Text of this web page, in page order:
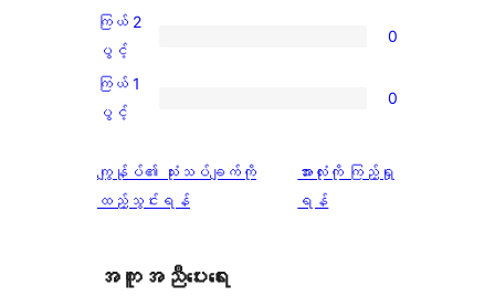
9
စောင်
အဆင့်
သုံးသပ်
0
စောင်
3
ပွင့်
အဆင့်
သုံးသပ်
ကြယ်
2
ပွင့်
သုံးသပ်
ချက်
ကြယ် 2
ပွင့်
0
ကြယ်
ပွင့်
အဆင့်
0
ကြယ် 1
ပွင့်
0
ကျွန်ုပ်၏ သုံးသပ်ချက်ကို
ထည့်သွင်းရန်
သုံးသပ်
ချက်
အားလုံးကို ကြည့်ရှု
ရန်
အကူအညီပေးရေး